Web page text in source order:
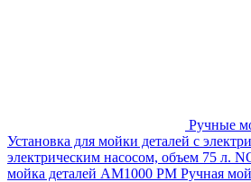
Ручные
Установка для мойки деталей с
электрическим насосом, объем 75 л.
мойка деталей АМ1000 РМ Ручная